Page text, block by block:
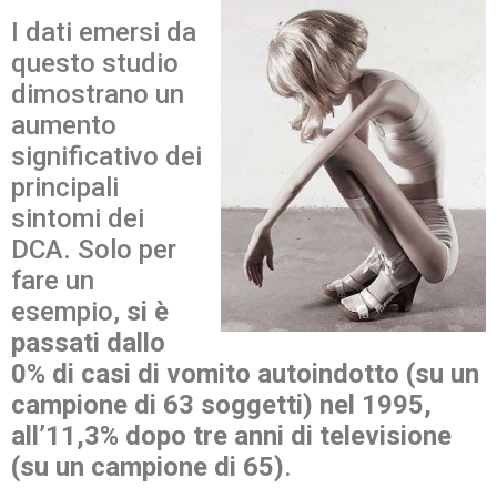
I dati emersi da
questo studio
dimostrano un
aumento
significativo dei
principali
sintomi dei
DCA. Solo per
fare un
esempio, si è
passati dallo
0% di casi di vomito autoindotto (su un
campione di 63 soggetti) nel 1995,
all’11,3% dopo tre anni di televisione
(su un campione di 65).